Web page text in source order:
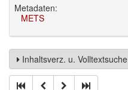
Metadaten:
METS
Inhaltsverz. u. Volltextsuche